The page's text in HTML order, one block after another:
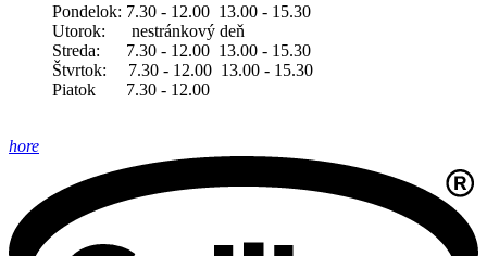
Pondelok: 7.30 - 12.00 13.00 - 15.30
Utorok: nestránkový deň
Streda: 7.30 - 12.00 13.00 - 15.30
Štvrtok: 7.30 - 12.00 13.00 - 15.30
Piatok 7.30 - 12.00
hore